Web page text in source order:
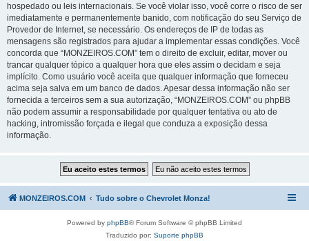
hospedado ou leis internacionais. Se você violar isso, você corre o risco de ser
imediatamente e permanentemente banido, com notificação do seu Serviço de
Provedor de Internet, se necessário. Os endereços de IP de todas as
mensagens são registrados para ajudar a implementar essas condições. Você
concorda que “MONZEIROS.COM” tem o direito de excluir, editar, mover ou
trancar qualquer tópico a qualquer hora que eles assim o decidam e seja
implícito. Como usuário você aceita que qualquer informação que forneceu
acima seja salva em um banco de dados. Apesar dessa informação não ser
fornecida a terceiros sem a sua autorização, “MONZEIROS.COM” ou phpBB
não podem assumir a responsabilidade por qualquer tentativa ou ato de
hacking, intromissão forçada e ilegal que conduza a exposição dessa
informação.
MONZEIROS.COM Tudo sobre o Chevrolet Monza!
Powered by phpBB® Forum Software © phpBB Limited
Traduzido por: Suporte phpBB